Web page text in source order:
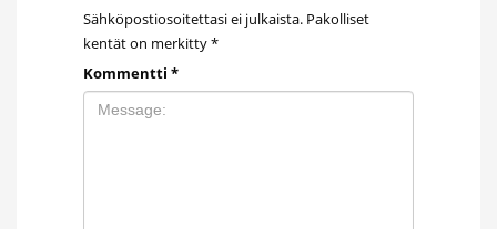
Sähköpostiosoitettasi ei julkaista. Pakolliset
kentät on merkitty*
Kommentti *